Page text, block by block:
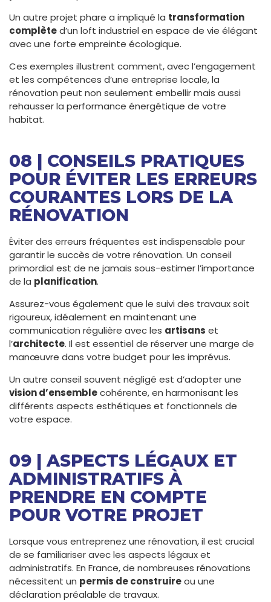
Un autre projet phare a impliqué la transformation
complèted’un loft industriel en espace de vie élégant
avec une forte empreinte écologique.
Ces exemples illustrent comment, avec l’engagement
et les compétences d’une entreprise locale, la
rénovation peut non seulement embellir mais aussi
rehausser la performance énergétique de votre
habitat.
08 | CONSEILS PRATIQUES
POUR ÉVITER LES ERREURS
COURANTES LORS DE LA
RÉNOVATION
Éviter des erreurs fréquentes est indispensable pour
garantir le succès de votre rénovation. Un conseil
primordial est de ne jamais sous-estimer l’importance
de la planification.
Assurez-vous également que le suivi des travaux soit
rigoureux, idéalement en maintenant une
communication régulière avec les artisans et
l’architecte. Il est essentiel de réserver une marge de
manœuvre dans votre budget pour les imprévus.
Un autre conseil souvent négligé est d’adopter une
vision d’ensemblecohérente, en harmonisant les
différents aspects esthétiques et fonctionnels de
votre espace.
09 | ASPECTS LÉGAUX ET
ADMINISTRATIFS À
PRENDRE EN COMPTE
POUR VOTRE PROJET
Lorsque vous entreprenez une rénovation, il est crucial
de se familiariser avec les aspects légaux et
administratifs. En France, de nombreuses rénovations
nécessitent un permis de construireou une
déclaration préalable de travaux.